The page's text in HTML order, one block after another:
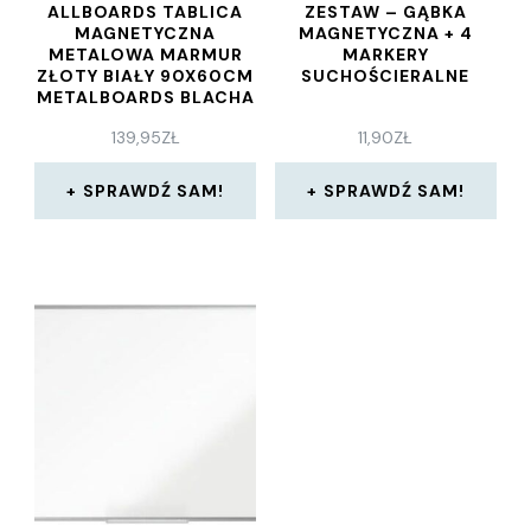
ALLBOARDS TABLICA
MAGNETYCZNA
METALOWA MARMUR
ZŁOTY BIAŁY 90X60CM
METALBOARDS BLACHA
WSZYSTKIE RODZAJE
MAGNESÓW ZESTAW
AKCESORIÓW
139,95ZŁ
SPRAWDŹ SAM!
ZESTAW – GĄBKA
MAGNETYCZNA + 4
MARKERY
SUCHOŚCIERALNE
11,90ZŁ
SPRAWDŹ SAM!